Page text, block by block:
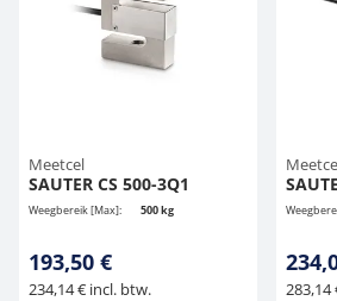
Meetcel
SAUTER CS 500-3Q1
Weegbereik [Max]: 500 kg
193,50 €
234,14 € incl. btw. 283,14